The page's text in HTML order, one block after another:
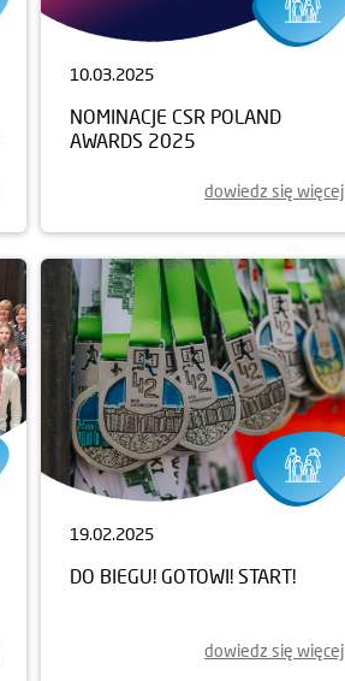
10.03.2025
NOMINACJE CSR POLAND
AWARDS 2025
dowiedz się więcej
19.02.2025
DO BIEGU! GOTOWI! START!
dowiedz się więcej